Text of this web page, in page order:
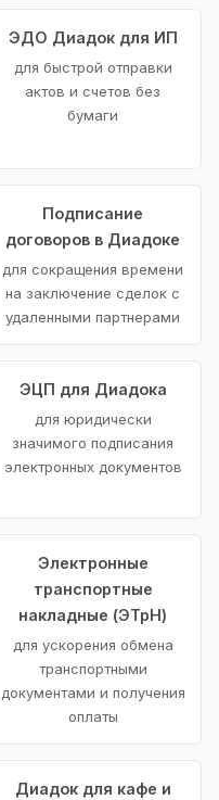
ЭДО Диадок для ИП
для быстрой отправки
актов и счетов без
бумаги
Подписание
договоров в Диадоке
для сокращения времени
на заключение сделок с
удаленными партнерами
ЭЦП для Диадока
для юридически
значимого подписания
электронных документов
Электронные
транспортные
накладные (ЭТрН)
для ускорения обмена
транспортными
документами и получения
оплаты
Диадок для кафе и